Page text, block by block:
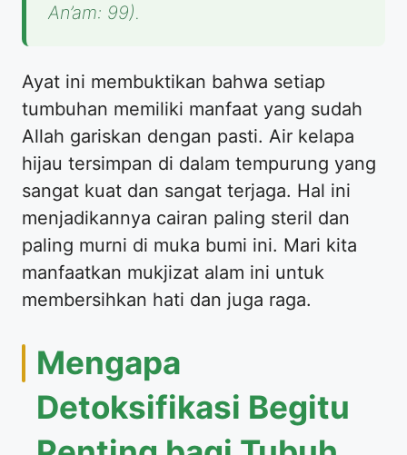
An’am: 99).
Ayat ini membuktikan bahwa setiap
tumbuhan memiliki manfaat yang sudah
Allah gariskan dengan pasti. Air kelapa
hijau tersimpan di dalam tempurung yang
sangat kuat dan sangat terjaga. Hal ini
menjadikannya cairan paling steril dan
paling murni di muka bumi ini. Mari kita
manfaatkan mukjizat alam ini untuk
membersihkan hati dan juga raga.
Mengapa
Detoksifikasi Begitu